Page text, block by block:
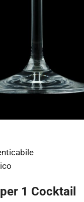
1 Cocktail